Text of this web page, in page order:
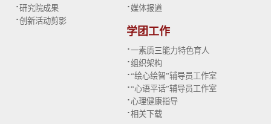
·研究院成果
·创新活动剪影
·媒体报道
学团工作
·一素质三能力特色育人
·组织架构
·“绘心绘智”辅导员工作室
·“心语平话”辅导员工作室
· 心理健康指导
·相关下载